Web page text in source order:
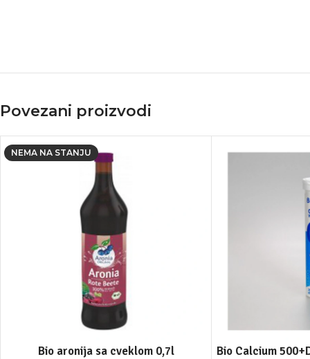
Povezani proizvodi
NEMA NA STANJU
Bio aronija sa cveklom 0,7l Bio Calcium